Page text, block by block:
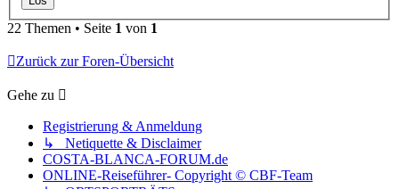
22 Themen • Seite 1 von 1
Zurück zur Foren-Übersicht
Gehe zu
Registrierung & Anmeldung
↳ Netiquette & Disclaimer
COSTA-BLANCA-FORUM.de
ONLINE-Reiseführer- Copyright © CBF-Team